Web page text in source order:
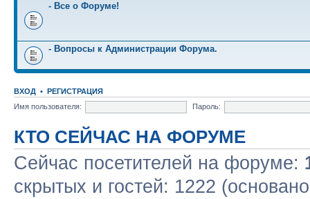
- Все о Форуме!
- Вопросы к Администрации Форума.
ВХОД • РЕГИСТРАЦИЯ
Имя пользователя:
Пароль:
КТО СЕЙЧАС НА ФОРУМЕ
Сейчас посетителей на форуме:
скрытых и гостей: 1222